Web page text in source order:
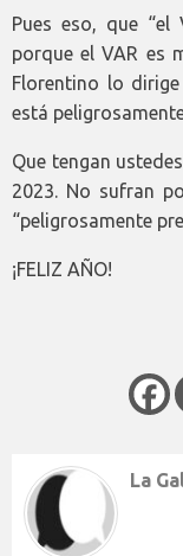
Pues eso, que “el
porque el VAR es
Florentino lo
está
Que tengan
2023. No sufran
“peligrosamente
¡FELIZ AÑO!
La